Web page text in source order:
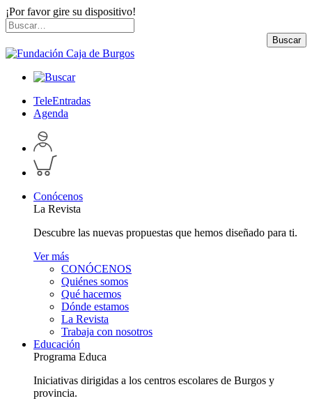
¡Por favor gire su dispositivo!
Skip
to
content
Buscar
por:
Buscar
TeleEntradas
Agenda
Acceder
a
perfil
personal
Inspeccionar
carrito
Conócenos
La Revista
Descubre las nuevas propuestas que hemos diseñado para ti.
Ver más
CONÓCENOS
Quiénes somos
Qué hacemos
Dónde estamos
La Revista
Trabaja con nosotros
Educación
Programa Educa
Iniciativas dirigidas a los centros escolares de Burgos y
provincia.